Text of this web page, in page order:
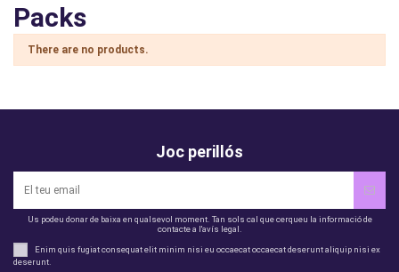
Packs
There are no products.
Joc perillós
Us podeu donar de baixa en qualsevol moment. Tan sols cal que cerqueu la informació de
contacte a l'avís legal.
Enim quis fugiat consequat elit minim nisi eu occaecat occaecat deserunt aliquip nisi ex
deserunt.